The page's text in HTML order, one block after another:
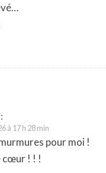
à 17 h 28 min
pour moi !
cœur ! ! !